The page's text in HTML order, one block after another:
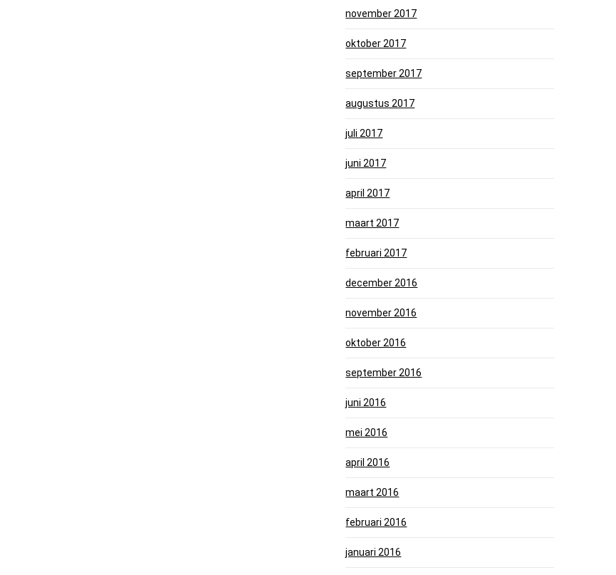
november 2017
oktober 2017
september 2017
augustus 2017
juli 2017
juni 2017
april 2017
maart 2017
februari 2017
december 2016
november 2016
oktober 2016
september 2016
juni 2016
mei 2016
april 2016
maart 2016
februari 2016
januari 2016